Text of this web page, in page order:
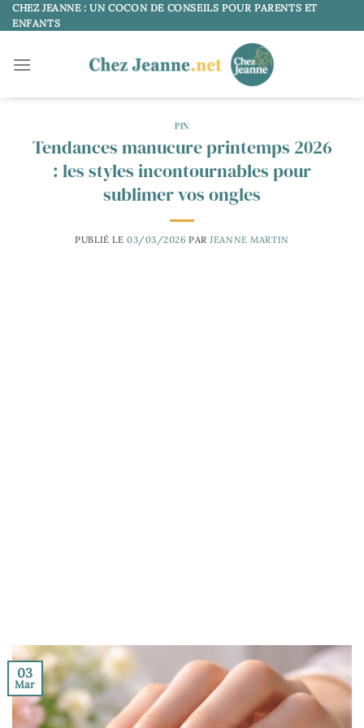
Passer
au
CHEZ JEANNE : UN COCON DE CONSEILS POUR PARENTS ET
ENFANTS
PIN
Tendances manucure printemps 2026
: les styles incontournables pour
sublimer vos ongles
PUBLIÉ LE 03/03/2026 PAR JEANNE MARTIN
03
Mar